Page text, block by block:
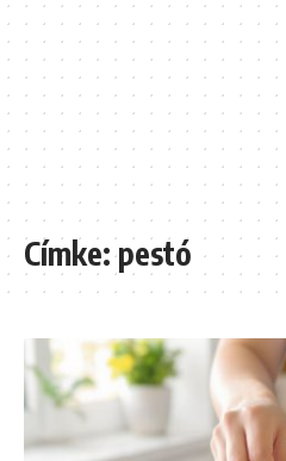
Címke:pestó